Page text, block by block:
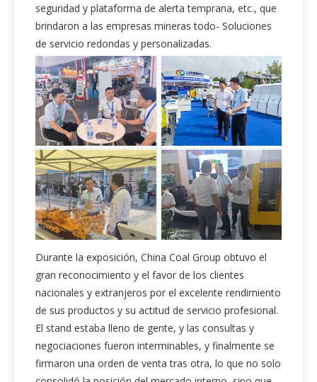
seguridad y plataforma de alerta temprana, etc., que
brindaron a las empresas mineras todo- Soluciones
de servicio redondas y personalizadas.
Durante la exposición, China Coal Group obtuvo el
gran reconocimiento y el favor de los clientes
nacionales y extranjeros por el excelente rendimiento
de sus productos y su actitud de servicio profesional.
El stand estaba lleno de gente, y las consultas y
negociaciones fueron interminables, y finalmente se
firmaron una orden de venta tras otra, lo que no solo